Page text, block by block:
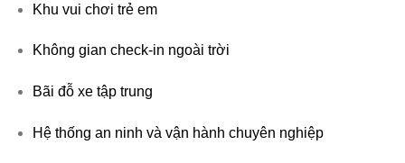
Khu vui chơi trẻ em
Không gian check-in ngoài trời
Bãi đỗ xe tập trung
Hệ thống an ninh và vận hành chuyên nghiệp